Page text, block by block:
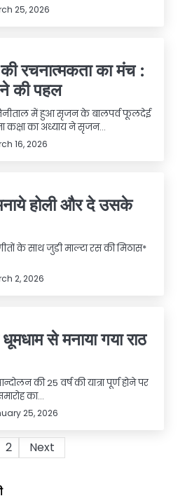
25, 2026
रचनात्मकता का मंच :
ने की पहल
नैनीताल में हुआ सृजन के बालपर्व फूलदेई
कक्षा का अध्याय ने सृजन…
16, 2026
होली और दे उसके
के साथ जुडी माल्टा रस की मिठास*
2, 2026
से मनाया गया राठ
की 25 वर्ष की यात्रा पूर्ण होने पर
का…
25, 2026
2 Next